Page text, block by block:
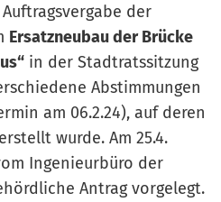
der
Ersatzneubau der Brücke
in der Stadtratssitzung
Abstimmungen
am 06.2.24), auf deren
wurde. Am 25.4.
Ingenieurbüro der
Antrag vorgelegt.